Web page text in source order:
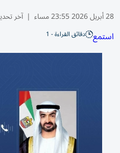
28 أبريل 2026 23:55 مساء | آخر
استمع دقائق القراءة - 1